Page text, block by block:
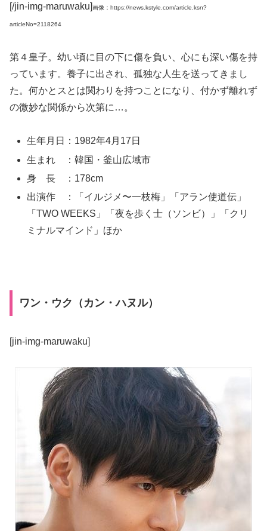
[/jin-img-maruwaku]画像：https://news.kstyle.com/article.ksn?
articleNo=2118264
第４皇子。幼い頃に目の下に傷を負い、心にも深い傷を持
っています。養子に出され、孤独な人生を送ってきまし
た。何かとスとは関わりを持つことになり、付かず離れず
の微妙な関係から次第に…。
生年月日：1982年4月17日
生まれ ：韓国・釜山広域市
身 長 ：178cm
出演作 ：「イルジメ〜一枝梅」「アラン使道伝」
「TWO WEEKS」「夜を歩く士（ソンビ）」「クリ
ミナルマインド」ほか
ワン・ウク（カン・ハヌル）
[jin-img-maruwaku]